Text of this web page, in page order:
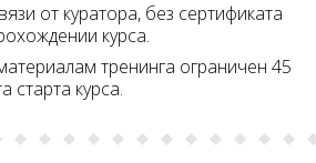
от куратора, без сертификата
курса.
тренинга ограничен 45
старта курса.